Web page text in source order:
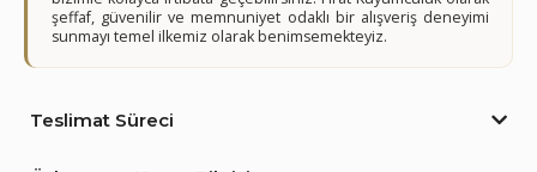
şeffaf, güvenilir ve memnuniyet odaklı bir alışveriş deneyimi
sunmayı temel ilkemiz olarak benimsemekteyiz.
Teslimat Süreci